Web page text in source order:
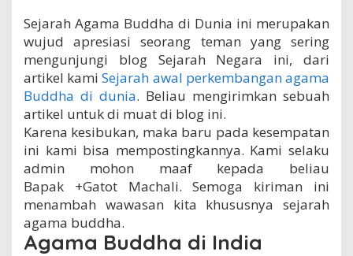
n
a
Sejarah Agama Buddha di Dunia ini merupakan
wujud apresiasi seorang teman yang sering
mengunjungi blog Sejarah Negara ini, dari
artikel kamiSejarah awal perkembangan agama
Buddha di dunia. Beliau mengirimkan sebuah
artikel untuk di muat di blog ini.
Karena kesibukan, maka baru pada kesempatan
ini kami bisa mempostingkannya. Kami selaku
admin mohon maaf kepada beliau
Bapak +Gatot Machali. Semoga kiriman ini
menambah wawasan kita khususnya sejarah
agama buddha.
Agama Buddha di India